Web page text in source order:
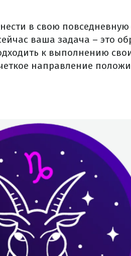
в свою
ваша задача – это
к выполнению
направление